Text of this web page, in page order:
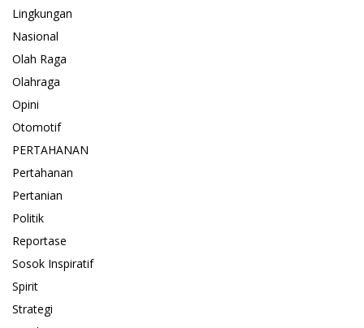
Lingkungan
Nasional
Olah Raga
Olahraga
Opini
Otomotif
PERTAHANAN
Pertahanan
Pertanian
Politik
Reportase
Sosok Inspiratif
Spirit
Strategi